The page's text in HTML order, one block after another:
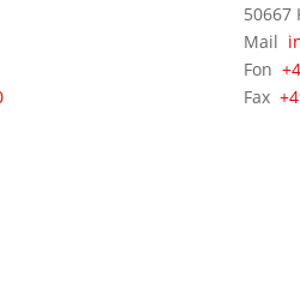
50667
Mail
Fon
Fax